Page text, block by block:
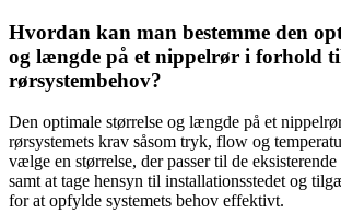
Hvordan kan man bestemme den
og længde på et nippelrør i forhold
rørsystembehov?
Den optimale størrelse og længde på et
rørsystemets krav såsom tryk, flow og
vælge en størrelse, der passer til de
samt at tage hensyn til installationsstedet og
for at opfylde systemets behov effektivt.